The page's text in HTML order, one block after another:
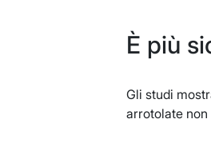
È più
Gli studi
arrotolate